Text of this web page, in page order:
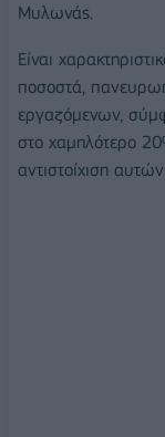
Μυλωνάς.
Είναι
ποσοστά,
εργαζόμενων,
στο χαμηλότερο
αντιστοίχιση